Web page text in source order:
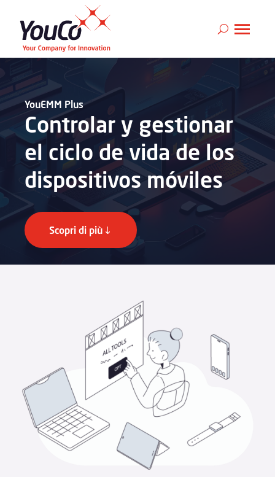
Controlar y gestionar
el ciclo de vida de los
dispositivos móviles
YouEMM Plus
Scopri di più